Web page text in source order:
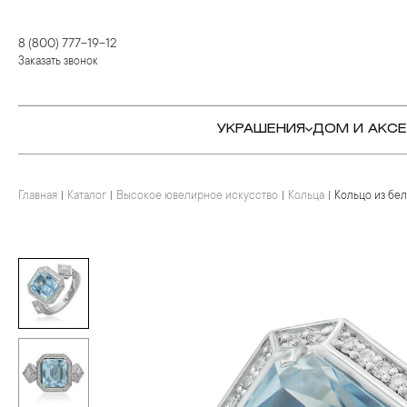
8 (800) 777-19-12
Заказать звонок
УКРАШЕНИЯ
КОЛЬЦА
ПОДВЕСКИ И КРЕСТЫ
БРОШИ
ЦЕПИ
ДОМ И
СТОЛОВЫЕ ПРИБОРЫ
ДЛЯ ЧАЯ
ДЛЯ КОФЕ
ДЕТЯМ
КОЛЬЦА
БРАСЛЕТЫ
КОЛЬЕ И ПОДВЕСКИ
КАМНЕРЕЗНОЕ
ИСКУССТВО
Главная Каталог Высокое ювелирное искусство Кольца Кольцо из